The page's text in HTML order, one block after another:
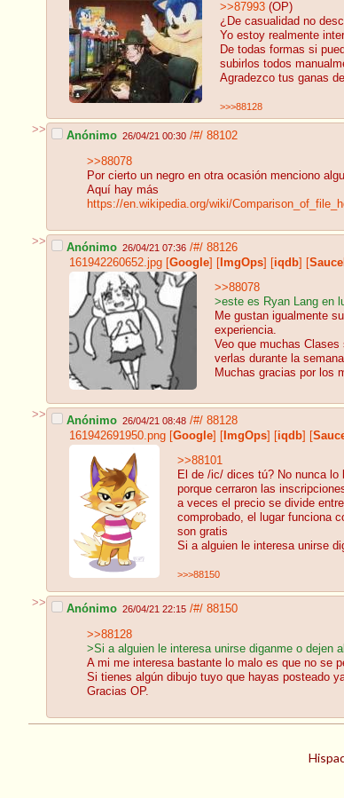
>>87993 (OP)
¿De casualidad no
Yo estoy realmente
De todas formas si
subirlos todos
Agradezco tus ganas
>>>88128
>> Anónimo 26/04/21 00:30 /#/ 88102
>>88078
Por cierto un negro en otra ocasión menciono
Aquí hay más
https://en.wikipedia.org/wiki/
>> Anónimo 26/04/21 07:36 /#/ 88126
161942260652.jpg [Google] [ ImgOps] [iqdb] [
>>88078
>este es Ryan Lang en
Me gustan igualmente
experiencia.
Veo que muchas Clases
verlas durante la
Muchas gracias por los
>> Anónimo 26/04/21 08:48 /#/ 88128
161942691950.png [Google] [ ImgOps] [iqdb] [
>>88101
El de /ic/ dices tú? No nunca lo
porque cerraron las
a veces el precio se divide
comprobado, el lugar funciona
son gratis
Si a alguien le interesa unirse
>>>88150
>> Anónimo 26/04/21 22:15 /#/ 88150
>>88128
>Si a alguien le interesa unirse diganme o dejen
A mi me interesa bastante lo malo es que no se
Si tienes algún dibujo tuyo que hayas posteado
Gracias OP.